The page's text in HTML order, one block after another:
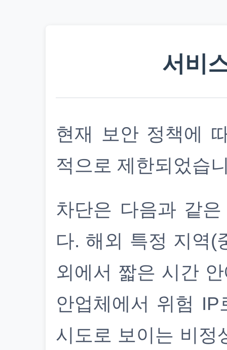
서비
현재 보안 정책에
적으로 제한되었습
차단은 다음과 같
다. 해외 특정 지역(
외에서 짧은 시간
안업체에서 위험
시도로 보이는 비정